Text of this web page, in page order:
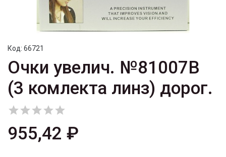
Код: 66721
Очки увелич. №81007B
(3 комлекта линз) дорог.

955,42 ₽